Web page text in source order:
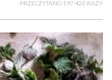
PRZECZYTANO 197 420 RAZY